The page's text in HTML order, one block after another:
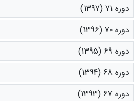
دوره 71 (1397)
دوره 70 (1396)
دوره 69 (1395)
دوره 68 (1394)
دوره 67 (1393)